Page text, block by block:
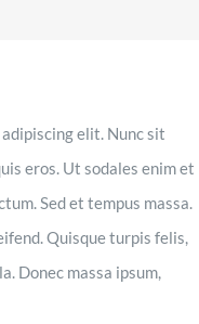
elit. Nunc sit
eros. Ut sodales enim et
Sed et tempus massa.
Quisque turpis felis,
Donec massa ipsum,